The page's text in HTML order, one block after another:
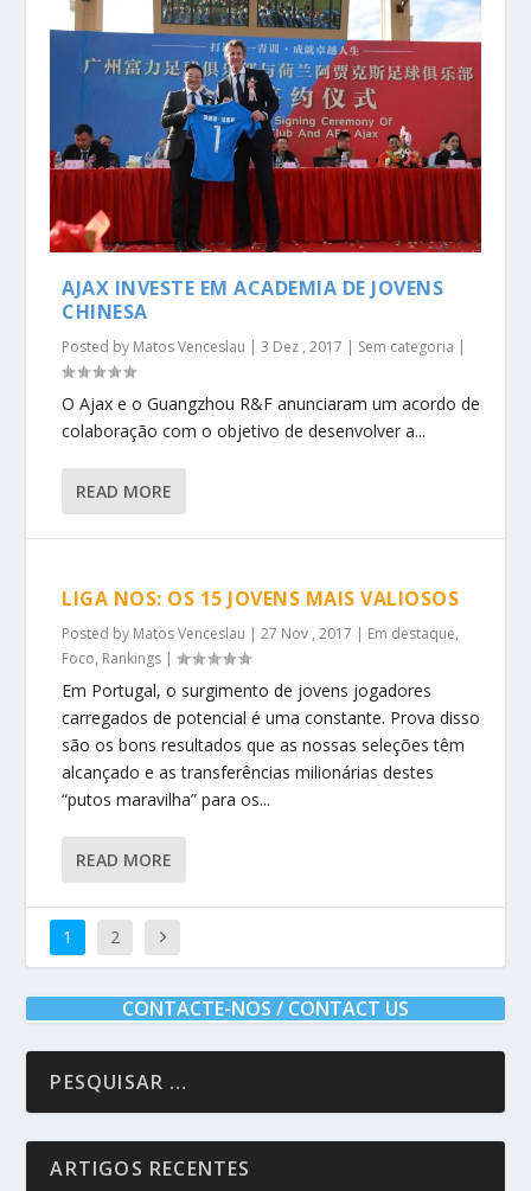
AJAX INVESTE EM ACADEMIA DE JOVENS
CHINESA
Posted by Matos Venceslau |3 Dez , 2017 | Sem categoria |
O Ajax e o Guangzhou R&F anunciaram um acordo de
colaboração com o objetivo de desenvolver a...
READ MORE
LIGA NOS: OS 15 JOVENS MAIS VALIOSOS
Posted by Matos Venceslau |27 Nov , 2017 | Em destaque,
Foco, Rankings |
Em Portugal, o surgimento de jovens jogadores
carregados de potencial é uma constante. Prova disso
são os bons resultados que as nossas seleções têm
alcançado e as transferências milionárias destes
“putos maravilha” para os...
READ MORE
1 2
CONTACTE-NOS / CONTACT US
ARTIGOS RECENTES